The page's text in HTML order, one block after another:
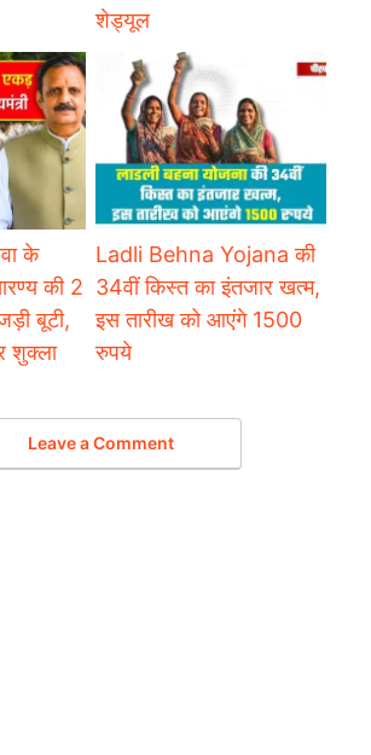
शेड्यूल
के
की 2
बूटी,
शुक्ला
Ladli Behna Yojana की
34वीं किस्त का इंतजार खत्म,
इस तारीख को आएंगे 1500
रुपये
Leave a Comment